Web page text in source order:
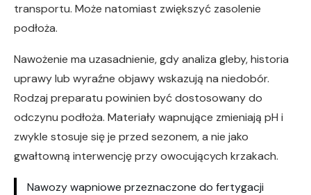
transportu. Może natomiast zwiększyć zasolenie
podłoża.
Nawożenie ma uzasadnienie, gdy analiza gleby, historia
uprawy lub wyraźne objawy wskazują na niedobór.
Rodzaj preparatu powinien być dostosowany do
odczynu podłoża. Materiały wapnujące zmieniają pH i
zwykle stosuje się je przed sezonem, a nie jako
gwałtowną interwencję przy owocujących krzakach.
Nawozy wapniowe przeznaczone do fertygacji